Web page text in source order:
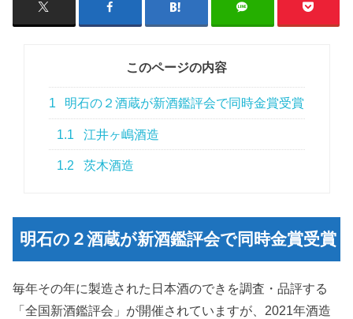
このページの内容
1 明石の２酒蔵が新酒鑑評会で同時金賞受賞
1.1 江井ヶ嶋酒造
1.2 茨木酒造
明石の２酒蔵が新酒鑑評会で同時金賞受賞
毎年その年に製造された日本酒のできを調査・品評する
「全国新酒鑑評会」が開催されていますが、2021年酒造